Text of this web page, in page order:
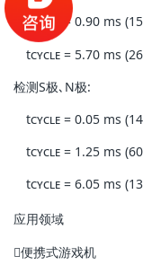
tcycle
= 0.90 ms
tcycle = 5.70 ms
检测S极､N极:
tcycle = 0.05 ms
tcycle = 1.25 ms
tcycle = 6.05 ms
应用领域
便携式游戏机